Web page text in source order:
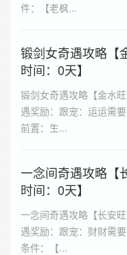
件：【老枫...
锻剑女奇遇攻略【
时间：0天】
锻剑女奇遇攻略【金水
遇奖励：跟宠：运运需
前置：生...
一念间奇遇攻略【
时间：0天】
一念间奇遇攻略【长安
遇奖励：跟宠：财财需
条件：【...